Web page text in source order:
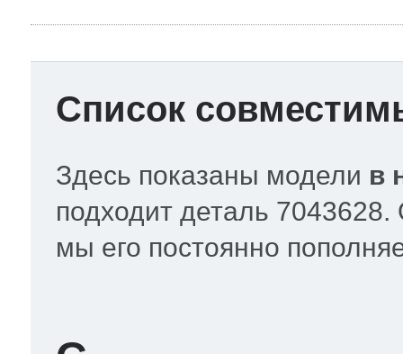
Список
Здесь показаны модели в
подходит деталь
мы его постоянно